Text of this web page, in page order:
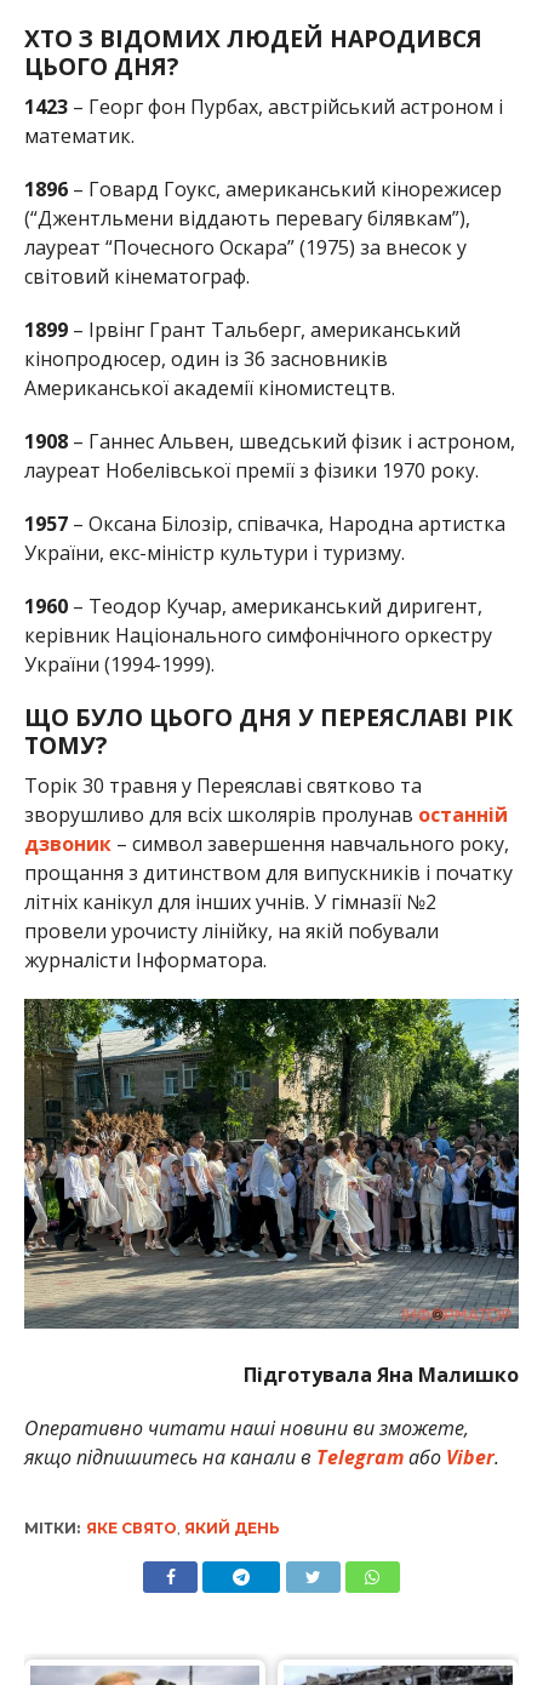
ХТО З ВІДОМИХ ЛЮДЕЙ НАРОДИВСЯ
ЦЬОГО ДНЯ?
1423– Георг фон Пурбах, австрійський астроном і
математик.
1896– Говард Гоукс, американський кінорежисер
(“Джентльмени віддають перевагу білявкам”),
лауреат “Почесного Оскара” (1975) за внесок у
світовий кінематограф.
1899– Ірвінг Грант Тальберг, американський
кінопродюсер, один із 36 засновників
Американської академії кіномистецтв.
1908– Ганнес Альвен, шведський фізик і астроном,
лауреат Нобелівської премії з фізики 1970 року.
1957– Оксана Білозір, співачка, Народна артистка
України, екс-міністр культури і туризму.
1960– Теодор Кучар, американський диригент,
керівник Національного симфонічного оркестру
України (1994-1999).
ЩО БУЛО ЦЬОГО ДНЯ У ПЕРЕЯСЛАВІ РІК
ТОМУ?
Торік 30 травня у Переяславі святково та
зворушливо для всіх школярів пролунав останній
дзвоник– символ завершення навчального року,
прощання з дитинством для випускників і початку
літніх канікул для інших учнів. У гімназії №2
провели урочисту лінійку, на якій побували
журналісти Інформатора.
Підготувала Яна Малишко
Оперативно читати наші новини ви зможете,
якщо підпишитесь на канали в Telegramабо Viber.
МІТКИ: ЯКЕ СВЯТО, ЯКИЙ ДЕНЬ